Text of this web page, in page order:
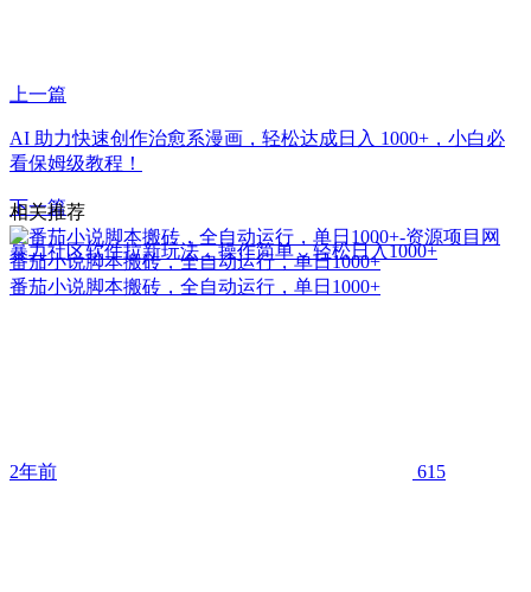
上一篇
AI 助力快速创作治愈系漫画，轻松达成日入 1000+，小白必
看保姆级教程！
下一篇
暴力社区软件拉新玩法，操作简单，轻松日入1000+
相关推荐
番茄小说脚本搬砖，全自动运行，单日1000+
番茄小说脚本搬砖，全自动运行，单日1000+
2年前 615